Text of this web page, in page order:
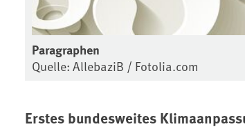
Paragraphen
Quelle: AllebaziB / Fotolia.com
Erstes bundesweites